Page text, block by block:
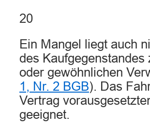
20
Ein Mangel liegt auch
des
oder gewöhnlichen
1, Nr. 2 BGB). Das
Vertrag
geeignet.